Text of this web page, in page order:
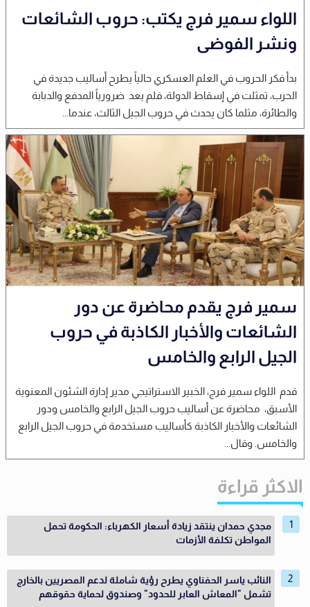
اللواء سمير فرج يكتب: حروب الشائعات
ونشر الفوضى
بدأ فكر الحروب في العلم العسكري حالياً يطرح أساليب جديدة في
الحرب، تمثلت في إسقاط الدولة، فلم يعد ضرورياً المدفع والدبابة
والطائرة، مثلما كان يحدث في حروب الجيل الثالث، عندما...
سمير فرج يقدم محاضرة عن دور
الشائعات والأخبار الكاذبة في حروب
الجيل الرابع والخامس
قدم اللواء سمير فرج، الخبير الاستراتيجي مدير إدارة الشئون المعنوية
الأسبق، محاضرة عن أساليب حروب الجيل الرابع والخامس ودور
الشائعات والأخبار الكاذبة كأساليب مستخدمة في حروب الجيل الرابع
والخامس. وقال...
الاكثر قراءة
مجدي حمدان ينتقد زيادة أسعار الكهرباء: الحكومة تحمل
المواطن تكلفة الأزمات
النائب ياسر الحفناوي يطرح رؤية شاملة لدعم المصريين بالخارج
تشمل "المعاش العابر للحدود" وصندوق لحماية حقوقهم